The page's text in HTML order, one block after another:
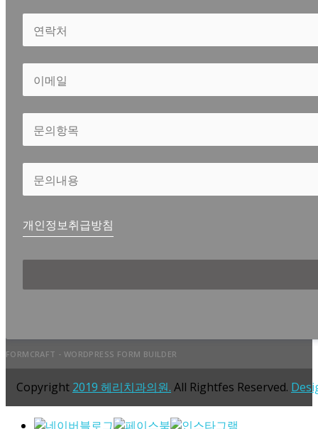
개인정보취급방침
FORMCRAFT - WORDPRESS FORM BUILDER
Copyright 2019 헤리치과의원. All Rightfes Reserved.